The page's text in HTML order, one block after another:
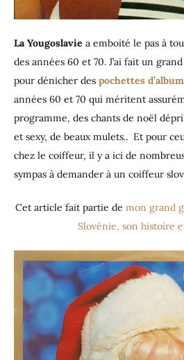
La Yougoslavie a emboité le pas à
des années 60 et 70. J’ai fait un
pour dénicher des pochettes
années 60 et 70 qui méritent
programme, des chants de noël
et sexy, de beaux mulets.. Et pour
chez le coiffeur, il y a ici de
sympas à demander à un coiffeur
Cet article fait partie de mon grand
Slovénie, son histoire